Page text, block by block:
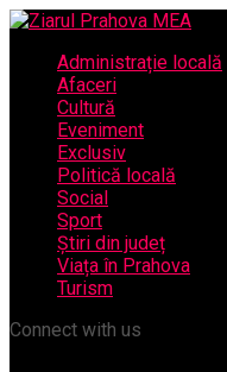
Administrație locală
Afaceri
Cultură
Eveniment
Exclusiv
Politică locală
Social
Sport
Știri din județ
Viața în Prahova
Turism
Connect with us